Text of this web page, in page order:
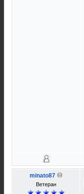
minato87
Ветеран